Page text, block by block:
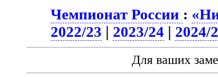
Чемпионат России :
2022/23 | 2023/24 | 2024/
Для ваших